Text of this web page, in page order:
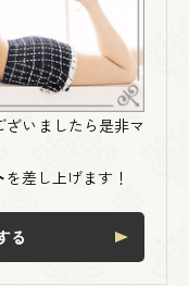
いましたら是非マ
を差し上げます！
る